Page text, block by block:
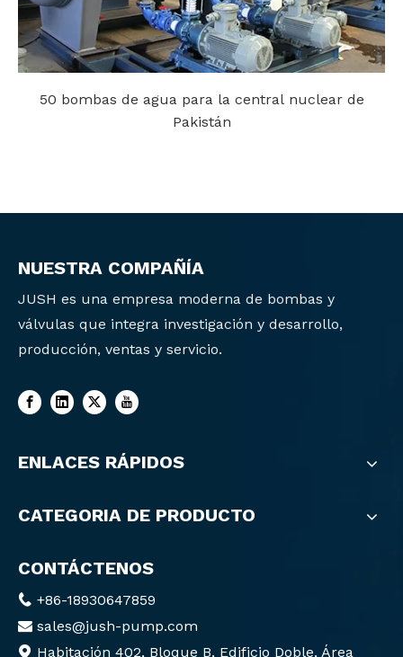
50 bombas de agua para la central nuclear de
Pakistán
NUESTRA COMPAÑÍA
JUSH es una empresa moderna de bombas y
válvulas que integra investigación y desarrollo,
producción, ventas y servicio.
ENLACES RÁPIDOS
CATEGORIA DE PRODUCTO
CONTÁCTENOS
 +86-18930647859
 sales@jush-pump.com
 Habitación 402, Bloque B, Edificio Doble, Área